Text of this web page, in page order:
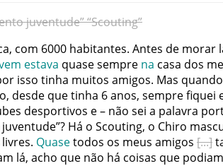
juventude”“Scouting”
, com 6000 habitantes. Antes de morar
estava quasesempre na casa dos
isso tinha muitos amigos. Mas quando
, desde quetinha 6anos, semprefiquei
desportivos e– não sei a palavra
juventude”? Há o Scouting, o Chiro
livres. Quasetodos os meus amigos
lá, acho que não há coisas que podiam